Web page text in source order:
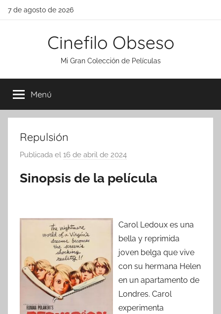
Saltar
7 de agosto de 2026
Cinefilo Obseso
Mi Gran Colección de Películas
Menú
Repulsión
Publicada el 16 de abril de 2024
r
Sinopsis de la película
Carol Ledoux es una
bella y reprimida
joven belga que vive
con su hermana Helen
en un apartamento de
Londres. Carol
experimenta